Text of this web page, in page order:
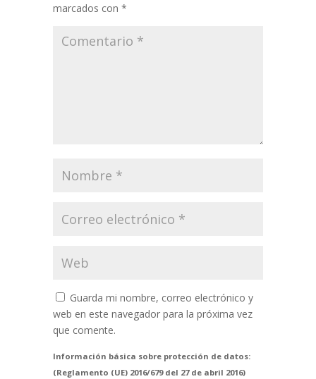
marcados con *
Guarda mi nombre, correo electrónico y
web en este navegador para la próxima vez
que comente.
Información básica sobre protección de datos:
(Reglamento (UE) 2016/679 del 27 de abril 2016)